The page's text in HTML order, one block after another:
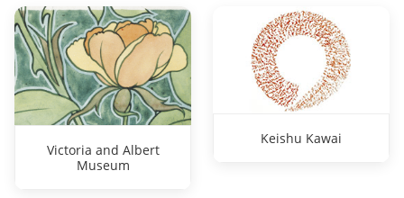
Victoria and Albert
Museum
Keishu Kawai